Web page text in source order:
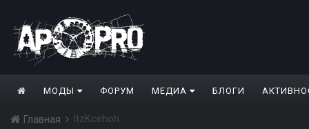
МОДЫ ФОРУМ МЕДИА БЛОГИ
Главная ItzKcehoh